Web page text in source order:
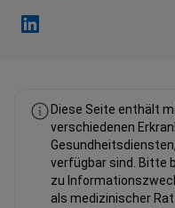
Diese Seite enthält
verschiedenen
verfügbar sind. Bitte
zu
als medizinischer